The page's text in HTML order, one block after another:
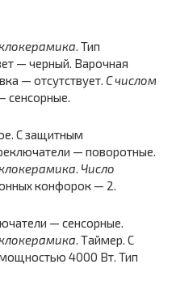
. Тип
— черный. Варочная
— отсутствует. С числом
сенсорные.
С защитным
— поворотные.
. Число
конфорок — 2.
— сенсорные.
. Таймер. С
4000 Вт. Тип